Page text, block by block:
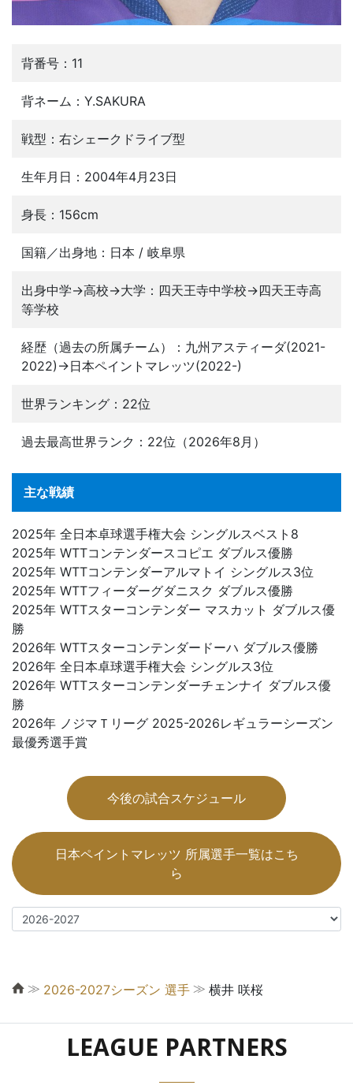
背番号：11
背ネーム：Y.SAKURA
戦型：右シェークドライブ型
生年月日：2004年4月23日
身長：156cm
国籍／出身地：日本 / 岐阜県
出身中学→高校→大学：四天王寺中学校→四天王寺高
等学校
経歴（過去の所属チーム）：九州アスティーダ(2021-
2022)→日本ペイントマレッツ(2022-)
世界ランキング：22位
過去最高世界ランク：22位（2026年8月）
主な戦績
2025年 全日本卓球選手権大会 シングルスベスト8
2025年 WTTコンテンダースコピエ ダブルス優勝
2025年 WTTコンテンダーアルマトイ シングルス3位
2025年 WTTフィーダーグダニスク ダブルス優勝
2025年 WTTスターコンテンダー マスカット ダブルス優
勝
2026年 WTTスターコンテンダードーハ ダブルス優勝
2026年 全日本卓球選手権大会 シングルス3位
2026年 WTTスターコンテンダーチェンナイ ダブルス優
勝
2026年 ノジマＴリーグ 2025-2026レギュラーシーズン
最優秀選手賞
今後の試合スケジュール
日本ペイントマレッツ 所属選手一覧はこち
ら
≫ 2026-2027シーズン 選手 ≫ 横井 咲桜
LEAGUE PARTNERS